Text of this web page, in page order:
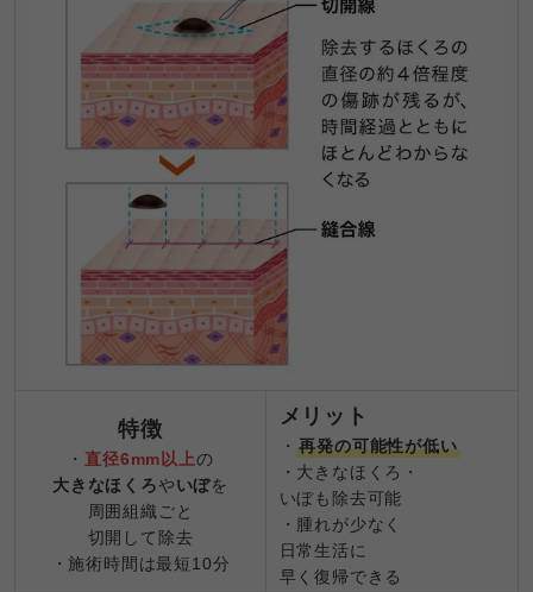
特徴
・ 直径6mm以上の
大きなほくろやいぼを
周囲組織ごと
切開して除去
・施術時間は最短10分
メリット
・再発の可能性が低い
・大きなほくろ・
いぼも除去可能
・腫れが少なく
日常生活に
早く復帰できる